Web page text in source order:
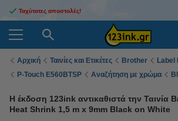
Ταχύτατες αποστολές!
Αρχική Ταινίες και Ετικέτες Brother
Label
P-Touch E560BTSP
Αναζήτηση με χρώμα
Η έκδοση 123ink αντικαθιστά την Ταινία
Heat Shrink 1,5 m x 9mm Black on White